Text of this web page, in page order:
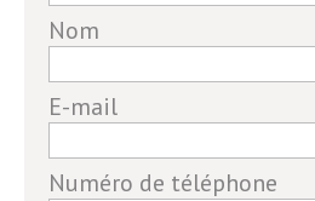
are
a
human,
ignore
field
Nom
E-mail
Numéro de téléphone